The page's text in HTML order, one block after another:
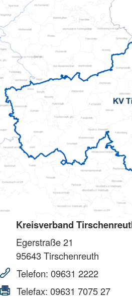
Kreisverband
Egerstraße 21
95643Tirschenreuth
Telefon: 09631 2222
Telefax: 09631 7075 27